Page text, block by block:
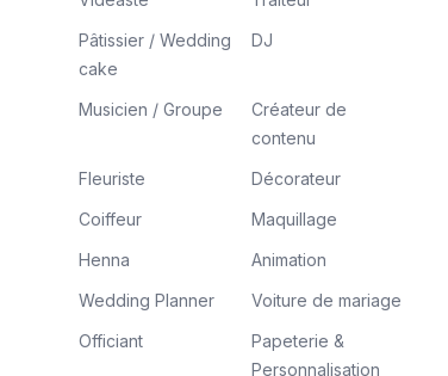
Pâtissier / Wedding
cake
DJ
Musicien / Groupe
Créateur de
contenu
Fleuriste
Décorateur
Coiffeur
Maquillage
Henna
Animation
Wedding Planner
Voiture de mariage
Officiant
Papeterie &
Personnalisation